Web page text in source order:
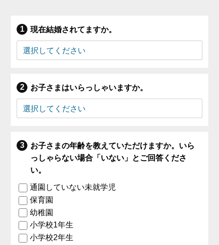
現在結婚されてますか。
お子さまはいらっしゃいますか。
お子さまの年齢を教えていただけますか。いら
っしゃらない場合「いない」とご回答くださ
い。
通園していない未就学児
保育園
幼稚園
小学校1年生
小学校2年生